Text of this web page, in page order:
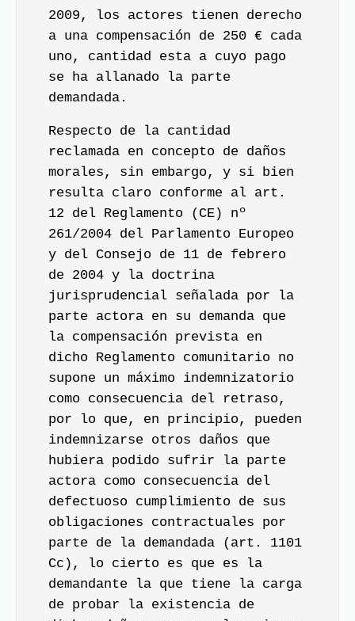
2009, los actores tienen derecho
a una compensación de 250 € cada
uno, cantidad esta a cuyo pago
se ha allanado la parte
demandada.
Respecto de la cantidad
reclamada en concepto de daños
morales, sin embargo, y si bien
resulta claro conforme al art.
12 del Reglamento (CE) nº
261/2004 del Parlamento Europeo
y del Consejo de 11 de febrero
de 2004 y la doctrina
jurisprudencial señalada por la
parte actora en su demanda que
la compensación prevista en
dicho Reglamento comunitario no
supone un máximo indemnizatorio
como consecuencia del retraso,
por lo que, en principio, pueden
indemnizarse otros daños que
hubiera podido sufrir la parte
actora como consecuencia del
defectuoso cumplimiento de sus
obligaciones contractuales por
parte de la demandada (art. 1101
Cc), lo cierto es que es la
demandante la que tiene la carga
de probar la existencia de